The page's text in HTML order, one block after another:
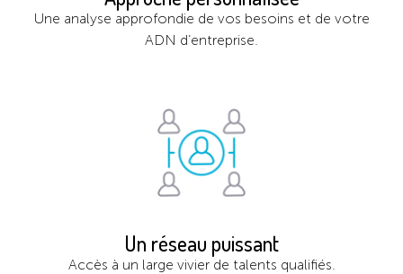
Une analyse approfondie de vos besoins et de votre
ADN d’entreprise.
Un réseau puissant
Accès à un large vivier de talents qualifiés.